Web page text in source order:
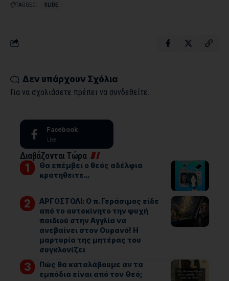
TAGGED: SLIDE
Δεν υπάρχουν Σχόλια
Για να σχολιάσετε πρέπει να συνδεθείτε
Facebook
Like
Διαβάζονται Τώρα
Θα επέμβει ο θεός αδέλφια
κρατηθειτε…
ΑΡΓΟΣΤΟΛΙ: Ο π. Γεράσιμος είδε
από το αυτοκίνητο την ψυχή
παιδιού στην Αγγλία να
ανεβαίνει στον Ουρανό! Η
μαρτυρία της μητέρας του
συγκλονίζει
Πώς θα καταλάβουμε αν τα
εμπόδια είναι από τον Θεό;